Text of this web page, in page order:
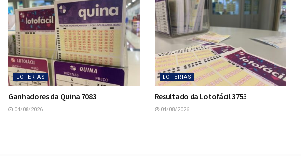
LOTERIAS
Ganhadores da Quina 7083
04/08/2026
LOTERIAS
Resultado da Lotofácil 3753
04/08/2026